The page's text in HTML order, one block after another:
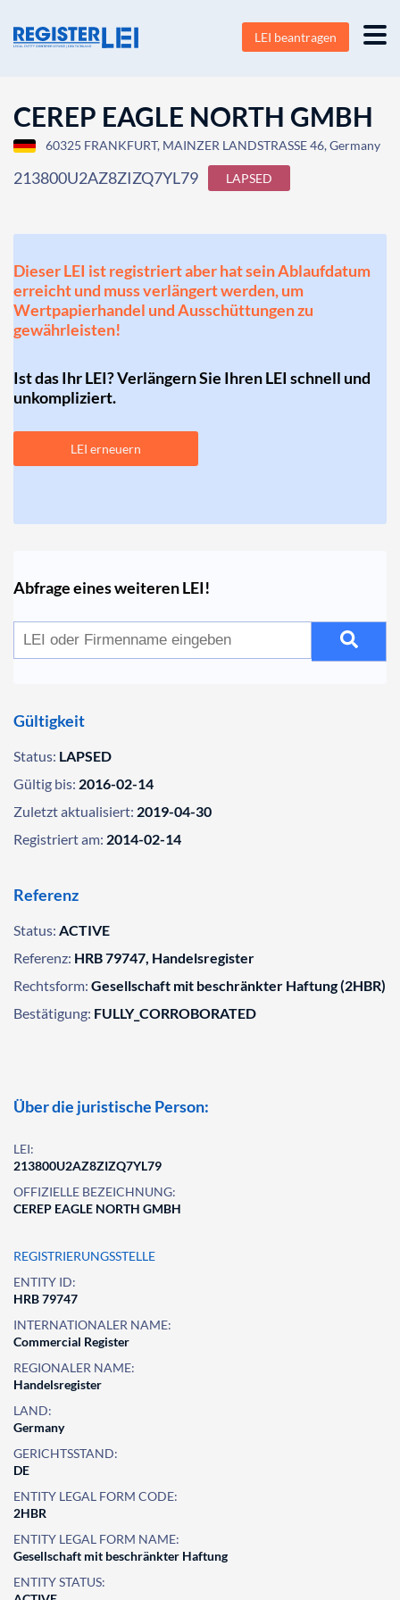
LEI beantragen
CEREP EAGLE NORTH GMBH
60325 FRANKFURT, MAINZER LANDSTRASSE 46, Germany
213800U2AZ8ZIZQ7YL79 LAPSED
Dieser LEI ist registriert aber hat sein Ablaufdatum
erreicht und muss verlängert werden, um
Wertpapierhandel und Ausschüttungen zu
gewährleisten!
Ist das Ihr LEI? Verlängern Sie Ihren LEI schnell und
unkompliziert.
LEI erneuern
Abfrage eines weiteren LEI!
Gültigkeit
Status: LAPSED
Gültig bis: 2016-02-14
Zuletzt aktualisiert: 2019-04-30
Registriert am: 2014-02-14
Referenz
Status: ACTIVE
Referenz: HRB 79747, Handelsregister
Rechtsform: Gesellschaft mit beschränkter Haftung (2HBR)
Bestätigung: FULLY_CORROBORATED
Über die juristische Person:
LEI:
213800U2AZ8ZIZQ7YL79
OFFIZIELLE BEZEICHNUNG:
CEREP EAGLE NORTH GMBH
REGISTRIERUNGSSTELLE
ENTITY ID:
HRB 79747
INTERNATIONALER NAME:
Commercial Register
REGIONALER NAME:
Handelsregister
LAND:
Germany
GERICHTSSTAND:
DE
ENTITY LEGAL FORM CODE:
2HBR
ENTITY LEGAL FORM NAME:
Gesellschaft mit beschränkter Haftung
ENTITY STATUS: